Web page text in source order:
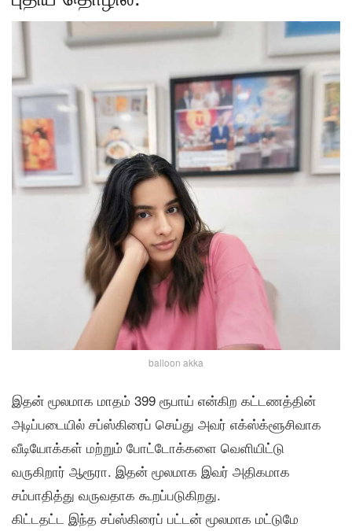
balloon akka
இதன் மூலமாக மாதம் 399 ரூபாய் என்கிற கட்டணத்தின்
அடிப்படையில் சப்ஸ்கிரைப் செய்து அவர் எக்ஸ்க்ளூசிவாக
வீடியோக்கள் மற்றும் போட்டோக்களை வெளியிட்டு
வருகிறார் ஆரூரா. இதன் மூலமாக இவர் அதிகமாக
சம்பாதித்து வருவதாக கூறப்படுகிறது.
கிட்டதட்ட இந்த சப்ஸ்கிரைப் பட்டன் மூலமாக மட்டுமே